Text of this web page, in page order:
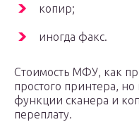
копир;
иногда факс.
Стоимость МФУ, как
простого принтера,
функции сканера и
переплату.